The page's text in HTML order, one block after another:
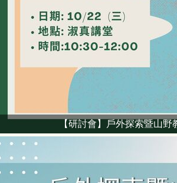
【研討會】戶外探索暨山野